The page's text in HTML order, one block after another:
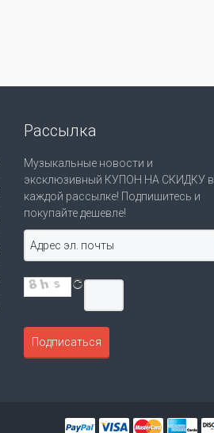
Рассылка
Музыкальные новости и
эксклюзивный КУПОН НА СКИДКУ в
каждой рассылке! Подпишитесь и
покупайте дешевле!